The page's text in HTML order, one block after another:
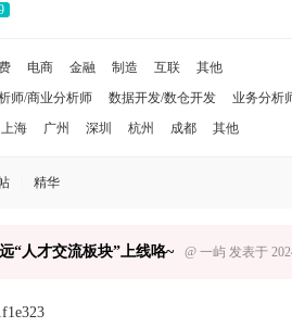
电商 金融 制造 互联
其他
师/商业分析师 数据开发/数仓开发 业务分析
上海 广州 深圳 杭州 成都 其他
精华
“人才交流板块”上线咯~ @ 一屿 发表于